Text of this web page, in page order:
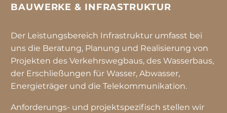
BAUWERKE & INFRASTRUKTUR
Der Leistungsbereich Infrastruktur umfasst bei
uns die Beratung, Planung und Realisierung von
Projekten des Verkehrswegbaus, des Wasserbaus,
der Erschließungen für Wasser, Abwasser,
Energieträger und die Telekommunikation.
Anforderungs- und projektspezifisch stellen wir